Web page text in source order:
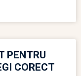
PENTRU
CORECT